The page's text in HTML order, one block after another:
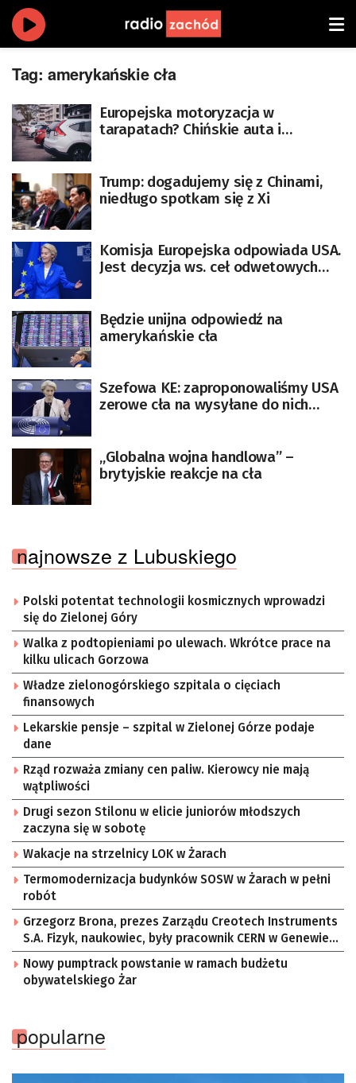
Tag: amerykańskie cła
Europejska motoryzacja w
tarapatach? Chińskie auta i
Trump: dogadujemy się z Chinami,
niedługo spotkam się z Xi
Komisja Europejska odpowiada USA.
Jest decyzja ws. ceł odwetowych
Będzie unijna odpowiedź na
amerykańskie cła
Szefowa KE: zaproponowaliśmy USA
zerowe cła na wysyłane do nich
„Globalna wojna handlowa” –
brytyjskie reakcje na cła
najnowsze z Lubuskiego
Polski potentat technologii kosmicznych wprowadzi
się do Zielonej Góry
Walka z podtopieniami po ulewach. Wkrótce prace na
kilku ulicach Gorzowa
Władze zielonogórskiego szpitala o cięciach
finansowych
Lekarskie pensje – szpital w Zielonej Górze podaje
dane
Rząd rozważa zmiany cen paliw. Kierowcy nie mają
wątpliwości
Drugi sezon Stilonu w elicie juniorów młodszych
zaczyna się w sobotę
Wakacje na strzelnicy LOK w Żarach
Termomodernizacja budynków SOSW w Żarach w pełni
robót
Grzegorz Brona, prezes Zarządu Creotech Instruments
S.A. Fizyk, naukowiec, były pracownik CERN w Genewie,
przedsiębiorca i nauczyciel akademicki, doktor
habilitowany nauk fizycznych, koordynator Rady
Sektorowej ds. Kompetencji Przemysłu Lotniczo-
Nowy pumptrack powstanie w ramach budżetu
obywatelskiego Żar
popularne